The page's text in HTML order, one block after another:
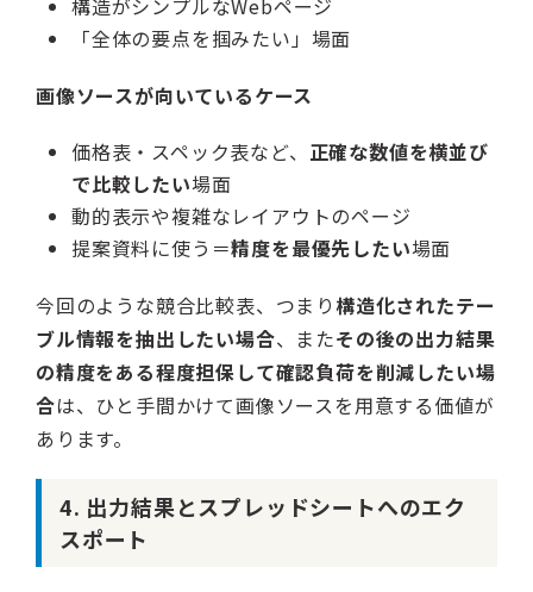
構造がシンプルなWebページ
「全体の要点を掴みたい」場面
画像ソースが向いているケース
価格表・スペック表など、 正確な数値を横並び
で比較したい場面
動的表示や複雑なレイアウトのページ
提案資料に使う＝精度を最優先したい場面
今回のような競合比較表、つまり構造化されたテー
ブル情報を抽出したい場合、またその後の出力結果
の精度をある程度担保して確認負荷を削減したい場
合は、ひと手間かけて画像ソースを用意する価値が
あります。
4. 出力結果とスプレッドシートへのエク
スポート